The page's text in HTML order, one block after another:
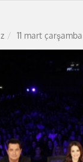
11 mart